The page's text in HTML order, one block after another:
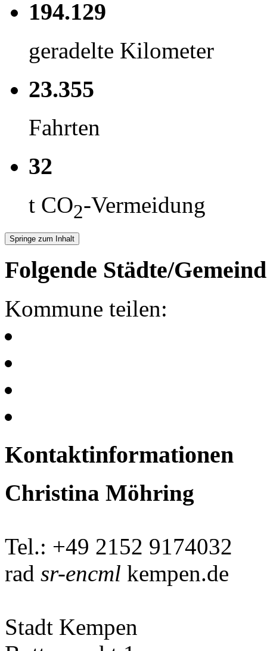
194.129
geradelte Kilometer
23.355
Fahrten
32
t CO2-Vermeidung
Springe zum Inhalt
Folgende Städte/
Kommune teilen:
Kontaktinformationen
Christina Möhring
Tel.: +49 2152 9174032
rad sr-encml kempen.de
Stadt Kempen